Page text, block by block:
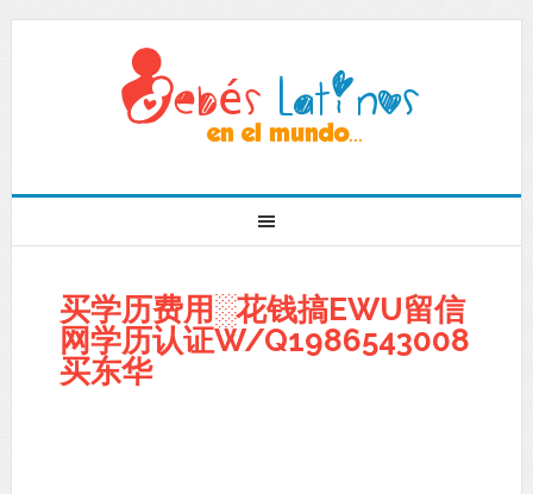
买学历费用░花钱搞EWU留信
网学历认证W/Q1986543008
买东华